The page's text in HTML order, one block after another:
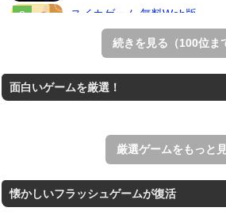
スイカゲーム 無料Web版
スイカゲームをスクラッチで
リアルな麻雀牌を使う18種類
すべての矢印を画面外へ導く
続きを見る（100位ま
面白いゲームを厳選！
厳選ゲームをもっと
懐かしいフラッシュゲームが復活